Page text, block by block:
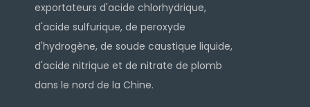
exportateurs d'acide chlorhydrique,
d'acide sulfurique, de peroxyde
d'hydrogène, de soude caustique liquide,
d'acide nitrique et de nitrate de plomb
dans le nord de la Chine.